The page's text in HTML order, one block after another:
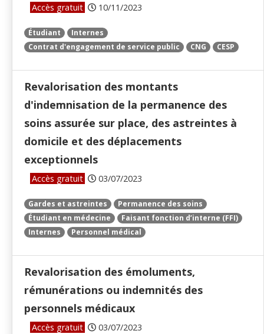
Accès gratuit 10/11/2023
Étudiant
Internes
Contrat d'engagement de service public
CNG CESP
Revalorisation des montants
d'indemnisation de la permanence des
soins assurée sur place, des astreintes à
domicile et des déplacements
exceptionnels
Accès gratuit 03/07/2023
Gardes et astreintes
Permanence des soins
Étudiant en médecine
Faisant fonction d’interne (FFI)
Internes
Personnel médical
Revalorisation des émoluments,
rémunérations ou indemnités des
personnels médicaux
Accès gratuit 03/07/2023